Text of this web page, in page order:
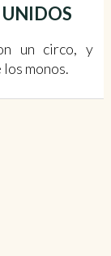
un circo, y
monos.